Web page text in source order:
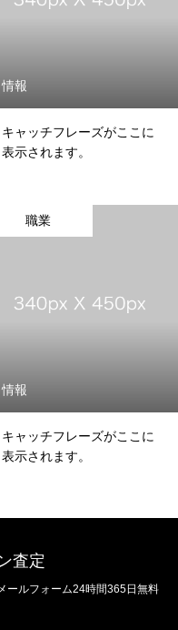
情報
キャッチフレーズがここに
表示されます。
職業
情報
キャッチフレーズがここに
表示されます。
査定
ールフォーム24時間365日無料